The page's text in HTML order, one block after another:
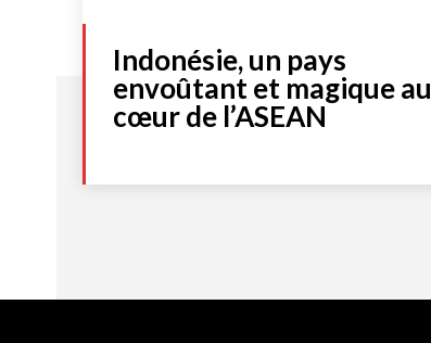
Indonésie, un pays
envoûtant et magique au
cœur de l’ASEAN